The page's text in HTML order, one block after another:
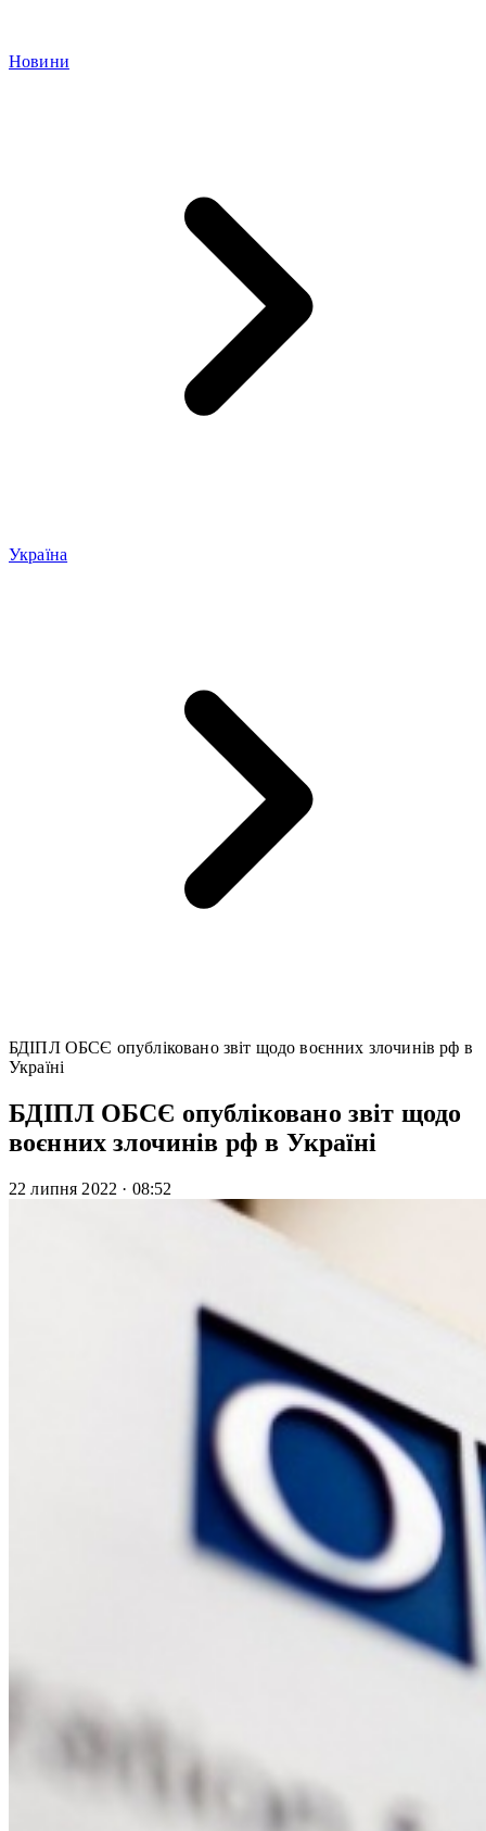
Новини
Україна
БДІПЛ ОБСЄ опубліковано звіт щодо воєнних злочинів рф в
Україні
БДІПЛ ОБСЄ опубліковано звіт щодо
воєнних злочинів рф в Україні
22 липня 2022 · 08:52